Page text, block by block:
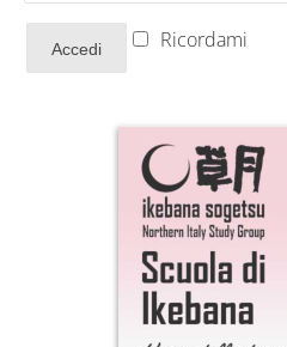
Accedi Ricordami